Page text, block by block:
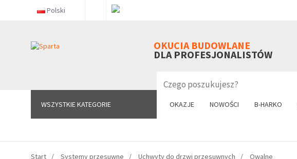
Polski
OKUCIA BUDOWLANE
DLA PROFESJONALISTÓW
WSZYSTKIE KATEGORIE OKAZJE NOWOŚCI B-HARKO
WSZYSTKIE KATEGORIE
Start Systemy przesuwne Uchwyty do drzwi przesuwnych Owalne